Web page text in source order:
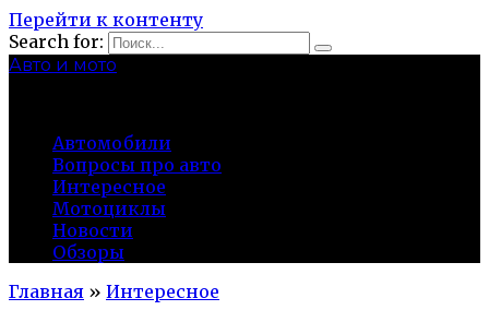
Перейти к контенту
Search for:
Авто и мото
Автомобили
Вопросы про авто
Интересное
Мотоциклы
Новости
Обзоры
Главная » Интересное